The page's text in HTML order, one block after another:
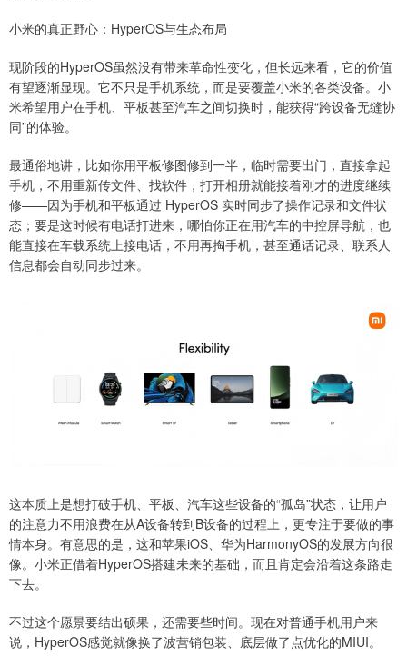
小米的真正野心：HyperOS与生态布局
现阶段的HyperOS虽然没有带来革命性变化，但长远来看，它的价值
有望逐渐显现。它不只是手机系统，而是要覆盖小米的各类设备。小
米希望用户在手机、平板甚至汽车之间切换时，能获得“跨设备无缝协
同”的体验。
最通俗地讲，比如你用平板修图修到一半，临时需要出门，直接拿起
手机，不用重新传文件、找软件，打开相册就能接着刚才的进度继续
修——因为手机和平板通过 HyperOS 实时同步了操作记录和文件状
态；要是这时候有电话打进来，哪怕你正在用汽车的中控屏导航，也
能直接在车载系统上接电话，不用再掏手机，甚至通话记录、联系人
信息都会自动同步过来。
这本质上是想打破手机、平板、汽车这些设备的“孤岛”状态，让用户
的注意力不用浪费在从A设备转到B设备的过程上，更专注于要做的事
情本身。有意思的是，这和苹果iOS、华为HarmonyOS的发展方向很
像。小米正借着HyperOS搭建未来的基础，而且肯定会沿着这条路走
下去。
不过这个愿景要结出硕果，还需要些时间。现在对普通手机用户来
说，HyperOS感觉就像换了波营销包装、底层做了点优化的MIUI。